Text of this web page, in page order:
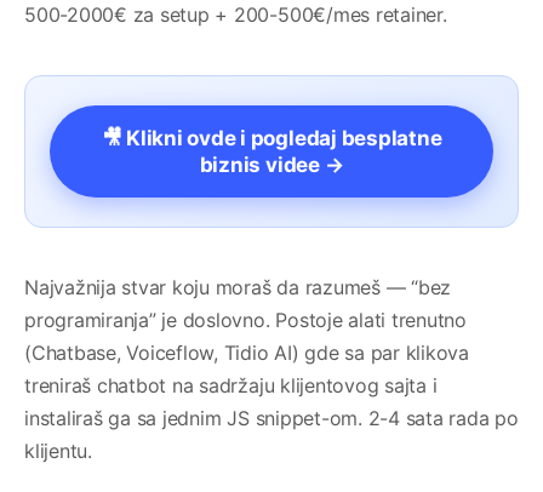
500-2000€ za setup + 200-500€/mes retainer.
🎥 Klikni ovde i pogledaj besplatne
biznis videe →
Najvažnija stvar koju moraš da razumeš — “bez
programiranja” je doslovno. Postoje alati trenutno
(Chatbase, Voiceflow, Tidio AI) gde sa par klikova
treniraš chatbot na sadržaju klijentovog sajta i
instaliraš ga sa jednim JS snippet-om. 2-4 sata rada po
klijentu.